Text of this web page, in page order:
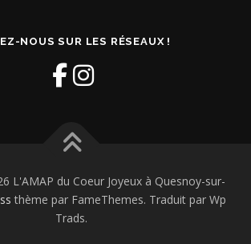
NOUS SUR LES RÉSEAUX !
L'AMAP du Coeur Joyeux à Quesnoy-sur-
thème par FameThemes. Traduit par Wp
Trads.